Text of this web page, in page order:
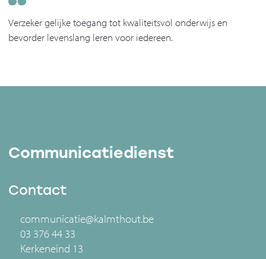
Verzeker gelijke toegang tot kwaliteitsvol onderwijs en
bevorder levenslang leren voor iedereen.
Communicatiedienst
Contact
communicatie@kalmthout.be
03 376 44 33
Kerkeneind 13